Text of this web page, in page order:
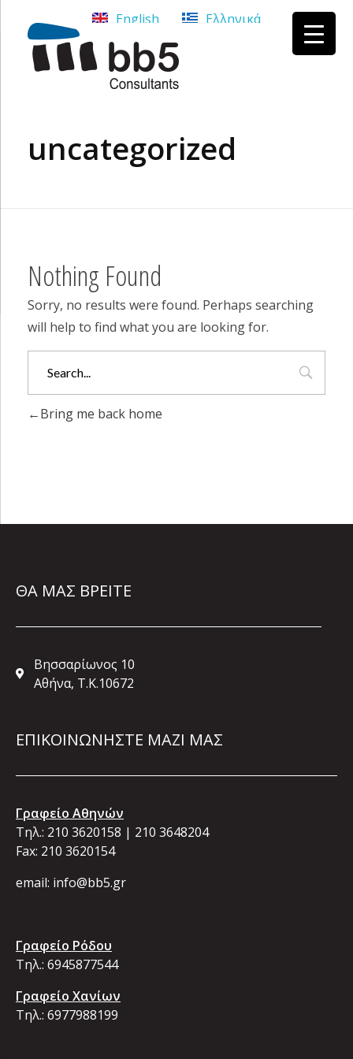
English Ελληνικά
uncategorized
Nothing Found
Sorry, no results were found. Perhaps searching
will help to find what you are looking for.
Bring me back home
ΘΑ ΜΑΣ ΒΡΕΙΤΕ
Βησσαρίωνος 10
Αθήνα, Τ.Κ.10672
ΕΠΙΚΟΙΝΩΝΗΣΤΕ ΜΑΖΙ ΜΑΣ
Γραφείο Αθηνών
Τηλ.: 210 3620158 | 210 3648204
Fax: 210 3620154
email: info@bb5.gr
Γραφείο Ρόδου
Τηλ.: 6945877544
Γραφείο Χανίων
Τηλ.: 6977988199